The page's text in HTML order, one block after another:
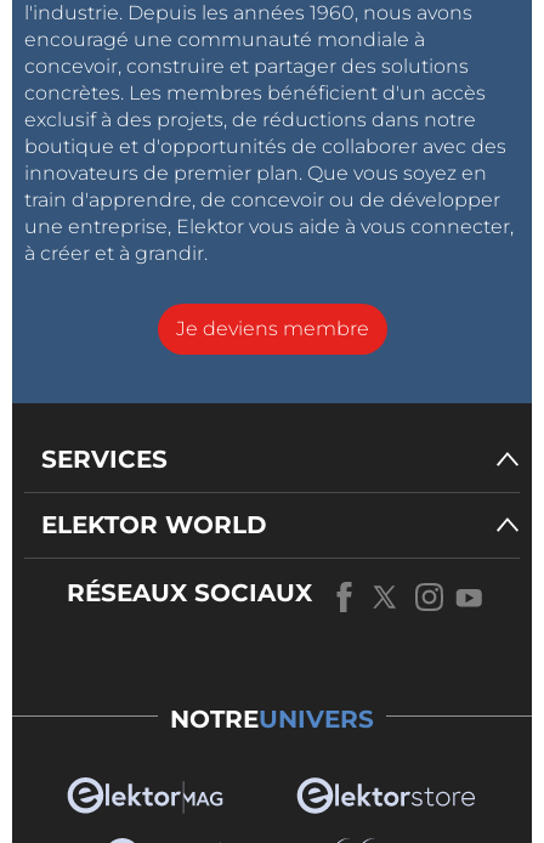
l'industrie. Depuis les années 1960, nous avons
encouragé une communauté mondiale à
concevoir, construire et partager des solutions
concrètes. Les membres bénéficient d'un accès
exclusif à des projets, de réductions dans notre
boutique et d'opportunités de collaborer avec des
innovateurs de premier plan. Que vous soyez en
train d'apprendre, de concevoir ou de développer
une entreprise, Elektor vous aide à vous connecter,
à créer et à grandir.
Je deviens membre
SERVICES
ELEKTOR WORLD
RÉSEAUX SOCIAUX
NOTREUNIVERS